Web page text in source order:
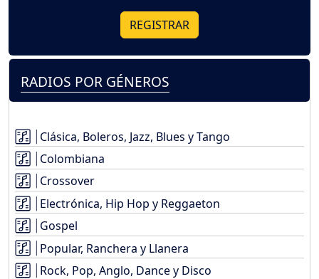
REGISTRAR
RADIOS POR GÉNEROS
Clásica, Boleros, Jazz, Blues y Tango
Colombiana
Crossover
Electrónica, Hip Hop y Reggaeton
Gospel
Popular, Ranchera y Llanera
Rock, Pop, Anglo, Dance y Disco